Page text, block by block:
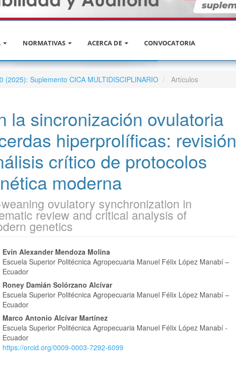
y manifestación de preocupaciones
para la publicación
de datos
NORMATIVAS
Normas para autoras/es
Frecuencia de publicaciones
ACERCA DE
Envíos
CONVOCATORIA
(2025): Suplemento CICA MULTIDISCIPLINARIO Artículos
la sincronización ovulatoria
hiperprolíficas: revisión
crítico de protocolos
moderna
ovulatory synchronization in
review and critical analysis of
genetics
Contenido
principal
del
artículo
Evin Alexander Mendoza Molina
Escuela Superior Politécnica Agropecuaria Manuel Félix López Manabí –
Ecuador
Roney Damián Solórzano Alcívar
Escuela Superior Politécnica Agropecuaria Manuel Félix López Manabí –
Ecuador
Marco Antonio Alcívar Martínez
Escuela Superior Politécnica Agropecuaria Manuel Félix López Manabí -
Ecuador
https://orcid.org/0009-0003-7292-6099